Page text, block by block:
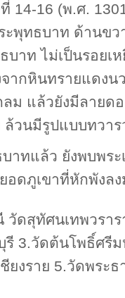
14-16 (พ.ศ.
ะพุทธบาท ด้านข
บาท ไม่เป็นรอยเ
ากหินทรายแดงน
ลม แล้วยังมีลายด
ล้วนมีรูปแบบทวาร
าทแล้ว ยังพบพระ
ดภูเขาที่หักพังลง
วัดสุทัศนเทพวราร
3.วัดต้นโพธิ์ศรีม
ยงราย 5.วัดพระ